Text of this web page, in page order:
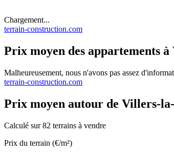
Chargement...
terrain-construction.com
Prix moyen des appartements
Malheureusement, nous n'avons pas assez
terrain-construction.com
Prix moyen autour de Villers-
Calculé sur 82 terrains à vendre
Prix du terrain (€/m²)